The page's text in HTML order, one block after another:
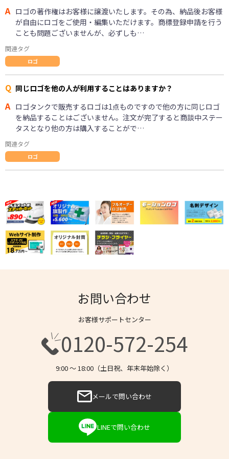
A ロゴの著作権はお客様に譲渡いたします。その為、納品後お客様
が自由にロゴをご使用・編集いただけます。商標登録申請を行う
ことも問題ございませんが、必ずしも…
関連タグ
ロゴ
Q 同じロゴを他の人が利用することはありますか？
A ロゴタンクで販売するロゴは1点ものですので他の方に同じロゴ
を納品することはございません。注文が完了すると商談中ステー
タスとなり他の方は購入することがで…
関連タグ
ロゴ
お問い合わせ
お客様サポートセンター
0120-572-254
9:00 〜 18:00（土日祝、年末年始除く）
メールで問い合わせ
LINEで問い合わせ